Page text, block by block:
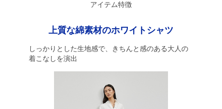
アイテム特徴
上質な綿素材のホワイトシャツ
しっかりとした生地感で、きちんと感のある大人の
着こなしを演出